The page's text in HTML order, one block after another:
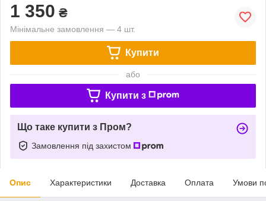
1 350 ₴
Мінімальне замовлення — 4 шт.
Купити
або
Купити з
Що таке купити з Пром?
Замовлення під захистом
Опис Характеристики Доставка Оплата Умови